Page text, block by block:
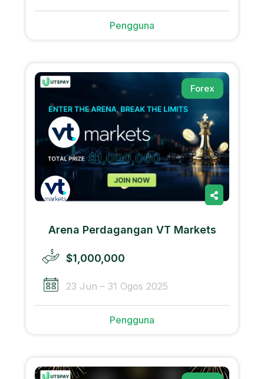
Pengguna
Forex
Arena Perdagangan VT Markets
$1,000,000
23 Jun – 31 Ogos 2025
Pengguna